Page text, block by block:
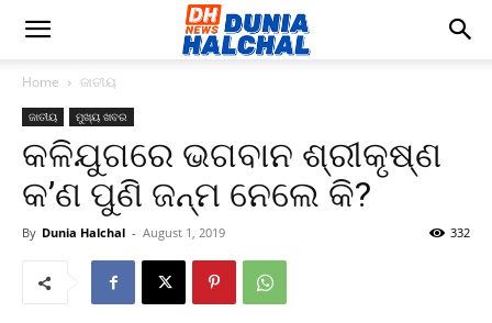
Home ଜାତୀୟ
ଜାତୀୟ ମୁଖ୍ୟ ଖବର
କଳିଯୁଗରେ ଭଗବାନ ଶ୍ରୀକୃଷ୍ଣ
କ’ଣ ପୁଣି ଜନ୍ମ ନେଲେ କି?
By Dunia Halchal - August 1, 2019 332